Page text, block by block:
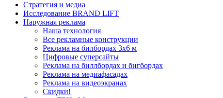
Стратегия и медиа
Исследование BRAND LIFT
Наружная реклама
Наша технология
Все рекламные конструкции
Реклама на билбордах 3х6 м
Цифровые суперсайты
Реклама на биллбордах и бигбордах
Реклама на медиафасадах
Реклама на видеоэкранах
Скидки!